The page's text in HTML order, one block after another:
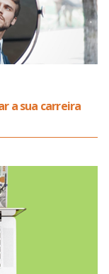
a sua carreira